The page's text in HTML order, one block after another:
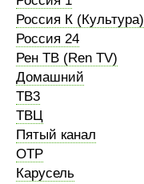
Россия К (Культура)
Россия 24
Рен ТВ (Ren TV)
Домашний
ТВ3
ТВЦ
Пятый канал
ОТР
Карусель